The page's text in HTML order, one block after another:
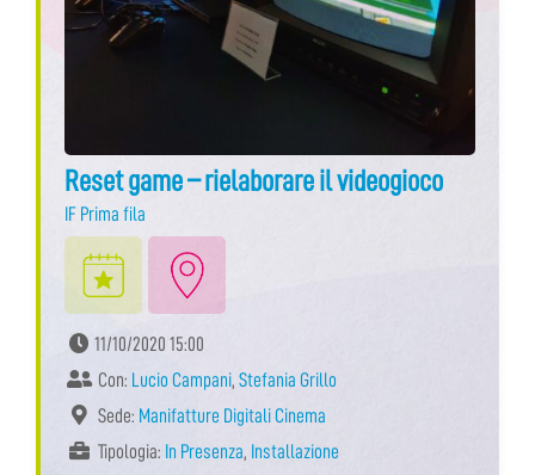
Reset game – rielaborare il videogioco
IF Prima fila
11/10/2020 15:00
Con: Lucio Campani, Stefania Grillo
Sede: Manifatture Digitali Cinema
Tipologia: In Presenza, Installazione